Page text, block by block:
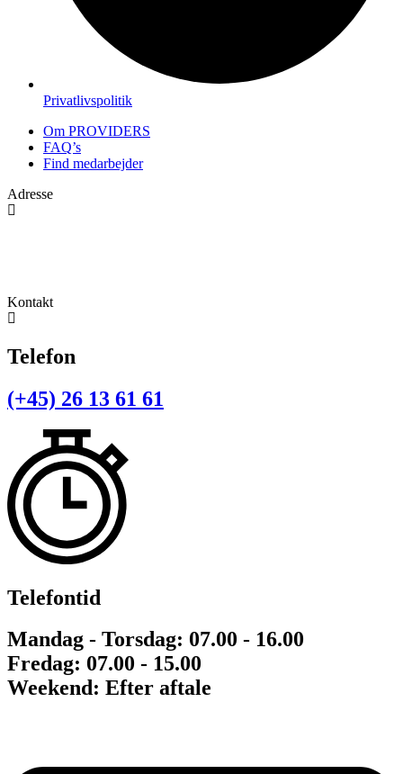
Privatlivspolitik
Om PROVIDERS
FAQ’s
Find medarbejder
Adresse
Kontakt
Telefon
(+45) 26 13 61 61
Telefontid
Mandag - Torsdag: 07.00 - 16.00
Fredag: 07.00 - 15.00
Weekend: Efter aftale